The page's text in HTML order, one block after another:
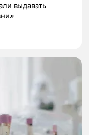
выдавать